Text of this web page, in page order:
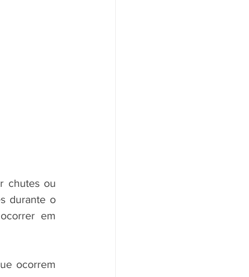
chutes ou
durante o
em
ocorrem